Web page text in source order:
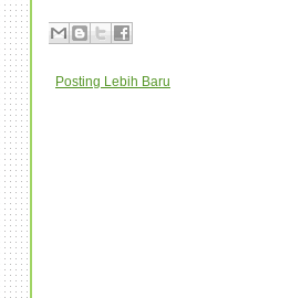
Posting Lebih Baru